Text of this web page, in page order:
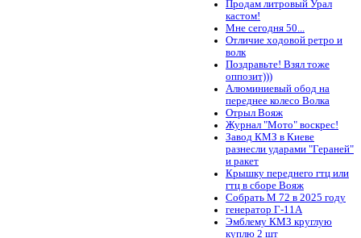
Продам литровый Урал
кастом!
Мне сегодня 50...
Отличие ходовой ретро и
волк
Поздравьте! Взял тоже
оппозит)))
Алюминиевый обод на
переднее колесо Волка
Отрыл Вояж
Журнал "Мото" воскрес!
Завод КМЗ в Киеве
разнесли ударами "Гераней"
и ракет
Крышку переднего гтц или
гтц в сборе Вояж
Собрать М 72 в 2025 году
генератор Г-11А
Эмблему КМЗ круглую
куплю 2 шт